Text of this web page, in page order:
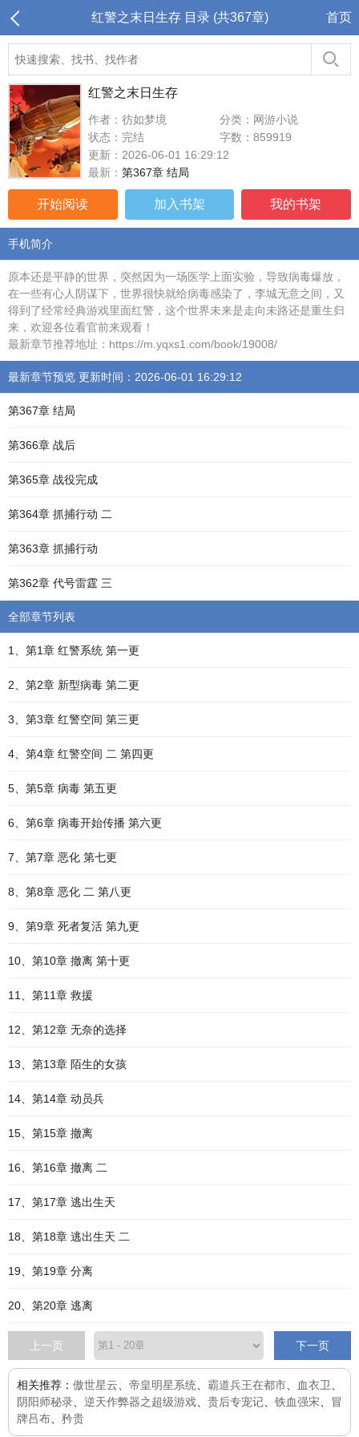
红警之末日生存 目录 (共367章) 首页
红警之末日生存
作者：彷如梦境
分类：网游小说
状态：完结
字数：859919
更新：2026-06-01 16:29:12
最新： 第367章 结局
开始阅读 加入书架 我的书架
手机简介
原本还是平静的世界，突然因为一场医学上面实验，导致病毒爆放，
在一些有心人阴谋下，世界很快就给病毒感染了，李城无意之间，又
得到了经常经典游戏里面红警，这个世界未来是走向未路还是重生归
来，欢迎各位看官前来观看！
最新章节推荐地址：https://m.yqxs1.com/book/19008/
最新章节预览 更新时间：2026-06-01 16:29:12
第367章 结局
第366章 战后
第365章 战役完成
第364章 抓捕行动 二
第363章 抓捕行动
第362章 代号雷霆 三
全部章节列表
1、第1章 红警系统 第一更
2、第2章 新型病毒 第二更
3、第3章 红警空间 第三更
4、第4章 红警空间 二 第四更
5、第5章 病毒 第五更
6、第6章 病毒开始传播 第六更
7、第7章 恶化 第七更
8、第8章 恶化 二 第八更
9、第9章 死者复活 第九更
10、第10章 撤离 第十更
11、第11章 救援
12、第12章 无奈的选择
13、第13章 陌生的女孩
14、第14章 动员兵
15、第15章 撤离
16、第16章 撤离 二
17、第17章 逃出生天
18、第18章 逃出生天 二
19、第19章 分离
20、第20章 逃离
上一页 下一页
相关推荐： 傲世星云 帝皇明星系统 霸道兵王在都市 血衣卫
阴阳师秘录
逆天作弊器之超级游戏 贵后专宠记 铁血强宋
冒
牌吕布
矜贵